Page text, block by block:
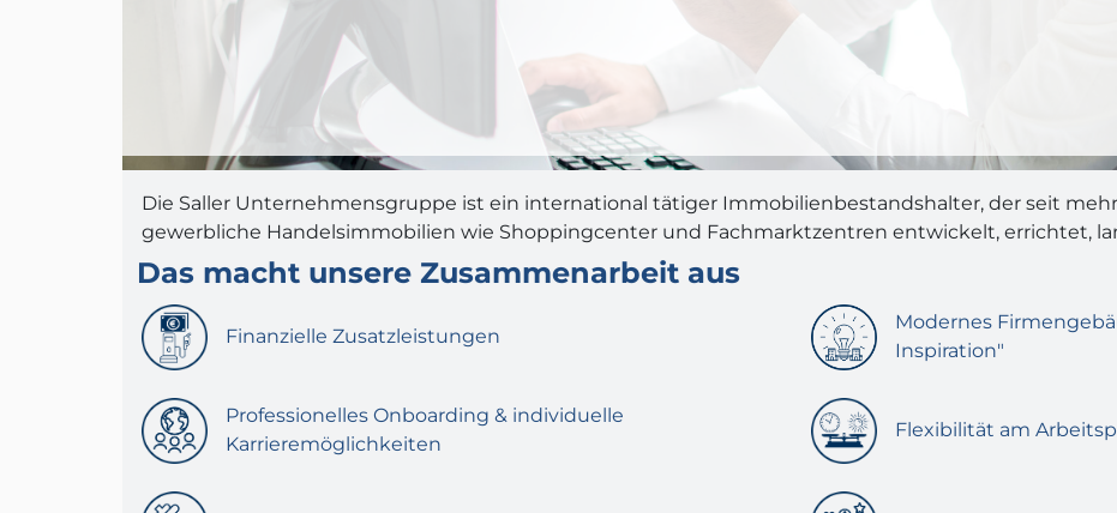
Die Saller Unternehmensgruppe ist ein international tätiger Immobilienbestandshalter, der seit
gewerbliche Handelsimmobilien wie Shoppingcenter und Fachmarktzentren entwickelt, errichtet,
Das macht unsere Zusammenarbeit aus
Finanzielle Zusatzleistungen
Modernes
Inspiration"
Professionelles Onboarding & individuelle
Karrieremöglichkeiten
Flexibilität am